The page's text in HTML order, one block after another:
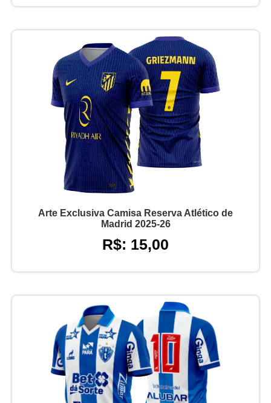
Arte Exclusiva Camisa Reserva Atlético de
Madrid 2025-26
R$: 15,00